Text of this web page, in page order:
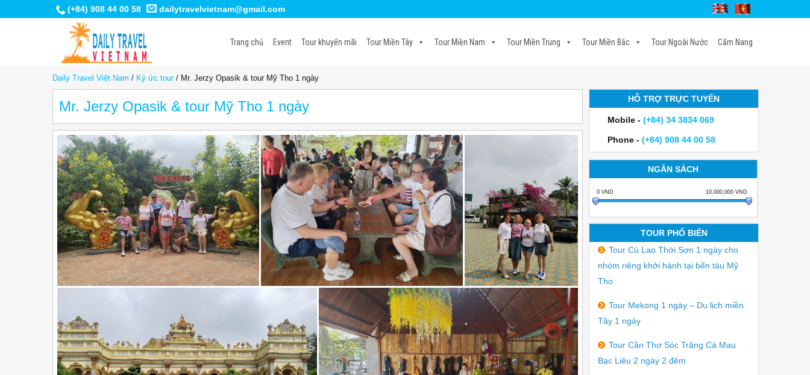
(+84) 908 44 00 58 dailytravelvietnam@gmail.com
Trang chủ Event Tour khuyến mãi Tour Miền Tây Tour Miền Nam Tour Miền Trung Tour Miền Bắc Tour Ngoài Nước Cẩm Nang
Daily Travel Việt Nam / Ký ức tour/ Mr. Jerzy Opasik & tour Mỹ Tho 1 ngày
Mr. Jerzy Opasik & tour Mỹ Tho 1 ngày HỖ TRỢ TRỰC TUYẾN
Mobile - (+84) 34 3834 069
Phone - (+84) 908 44 00 58
NGÂN SÁCH
0 VND 10,000,000VND
TOUR PHỔ BIẾN
Tour Cù Lao Thới Sơn 1 ngày cho
nhóm riêng khởi hành tại bến tàu Mỹ
Tho
Tour Mekong 1 ngày – Du lịch miền
Tây 1 ngày
Tour Cần Thơ Sóc Trăng Cà Mau
Bạc Liêu 2 ngày 2 đêm